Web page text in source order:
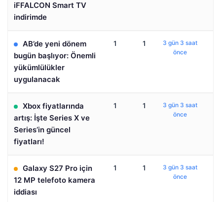
iFFALCON Smart TV
indirimde
AB’de yeni dönem
bugün başlıyor: Önemli
yükümlülükler
uygulanacak
1 1
3 gün 3 saat
önce
Xbox fiyatlarında
artış: İşte Series X ve
Series’in güncel
fiyatları!
1 1
3 gün 3 saat
önce
Galaxy S27 Pro için
12 MP telefoto kamera
iddiası
1 1
3 gün 3 saat
önce